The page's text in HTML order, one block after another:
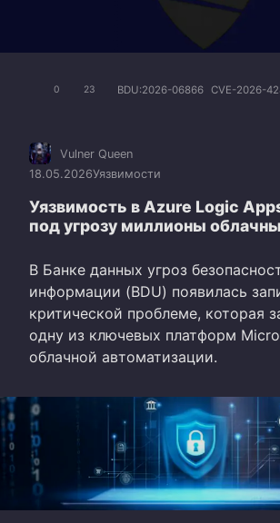
0 23 BDU:2026-06866 CVE-2026-
Vulner Queen
18.05.2026Уязвимости
Уязвимость в Azure Logic
под угрозу миллионы
В Банке данных угроз
информации (BDU) появилась
критической проблеме, которая
одну из ключевых платформ
облачной автоматизации.